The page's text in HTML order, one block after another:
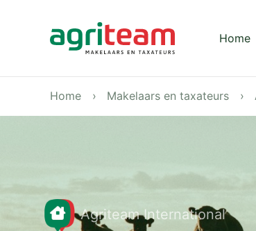
Home
Home Makelaars en taxateurs
Agriteam International